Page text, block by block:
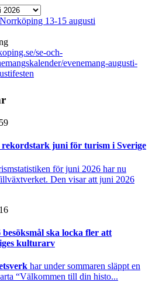
13-15 augusti
se-och-
evenemang-augusti-
rekordstark juni för turism i Sverige
för juni 2026 har nu
Den visar att juni 2026
ska locka fler att
kulturarv
har under sommaren släppt en
“Välkommen till din histo...